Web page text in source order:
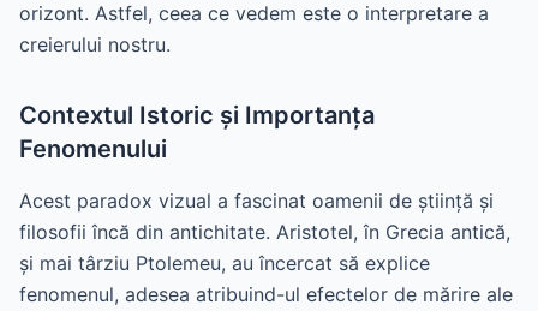
orizont. Astfel, ceea ce vedem este o interpretare a
creierului nostru.
Contextul Istoric și Importanța
Fenomenului
Acest paradox vizual a fascinat oamenii de știință și
filosofii încă din antichitate. Aristotel, în Grecia antică,
și mai târziu Ptolemeu, au încercat să explice
fenomenul, adesea atribuind-ul efectelor de mărire ale